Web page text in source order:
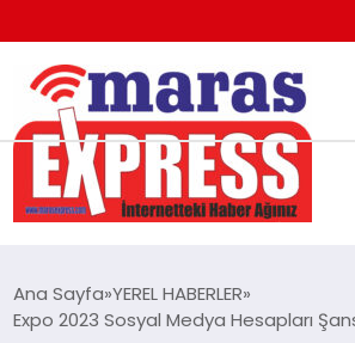
K.MARAŞ
ANDIRIN
Ana Sayfa YEREL HABERLER
Expo 2023 Sosyal Medya Hesapları